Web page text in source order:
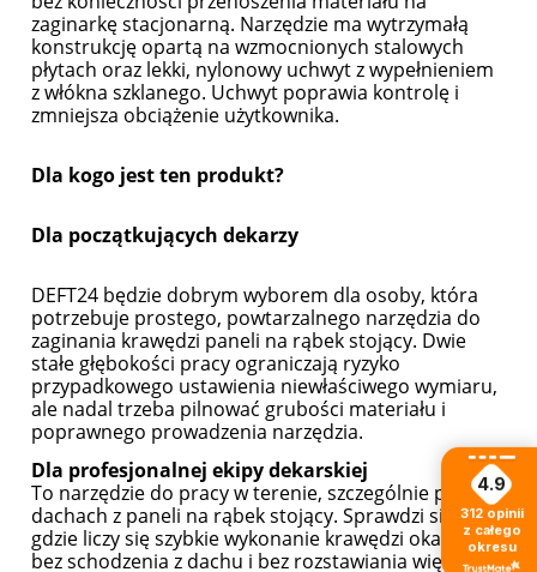
zaginarkę stacjonarną. Narzędzie ma wytrzymałą
konstrukcję opartą na wzmocnionych stalowych
płytach oraz lekki, nylonowy uchwyt z wypełnieniem
z włókna szklanego. Uchwyt poprawia kontrolę i
zmniejsza obciążenie użytkownika.
Dla kogo jest ten produkt?
Dla początkujących dekarzy
DEFT24 będzie dobrym wyborem dla osoby, która
potrzebuje prostego, powtarzalnego narzędzia do
zaginania krawędzi paneli na rąbek stojący. Dwie
stałe głębokości pracy ograniczają ryzyko
przypadkowego ustawienia niewłaściwego wymiaru,
ale nadal trzeba pilnować grubości materiału i
poprawnego prowadzenia narzędzia.
Dla profesjonalnej ekipy dekarskiej
To narzędzie do pracy w terenie, szczególnie przy
dachach z paneli na rąbek stojący. Sprawdzi się tam,
gdzie liczy się szybkie wykonanie krawędzi okapowej
bez schodzenia z dachu i bez rozstawiania większej
4.9
312 opinii
z całego
okresu